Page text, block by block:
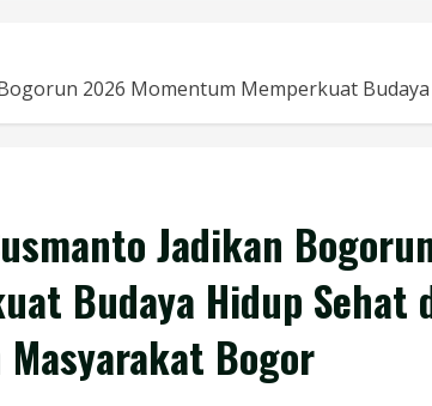
2026 Momentum Memperkuat
Jadikan
Budaya Hidup Sehat
Bogor